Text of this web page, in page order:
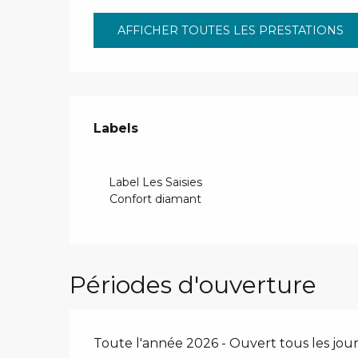
AFFICHER TOUTES LES PRESTATIONS
Offres de
Labels
Labels
Label Les Saisies
Confort diamant
Périodes d'ouverture
Toute l'année 2026 - Ouvert tous les